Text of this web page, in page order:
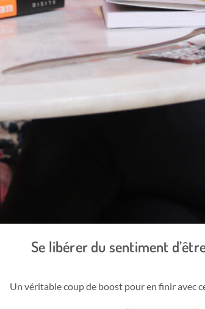
Se libérer du sentiment
Un véritable coup de boost pour en finir avec